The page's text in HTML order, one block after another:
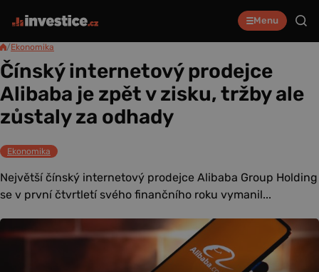
Menu
/Ekonomika
Čínský internetový prodejce
Alibaba je zpět v zisku, tržby ale
zůstaly za odhady
Ekonomika
Největší čínský internetový prodejce Alibaba Group Holding
se v první čtvrtletí svého finančního roku vymanil...